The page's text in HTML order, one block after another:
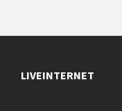
LIVEINTERNET